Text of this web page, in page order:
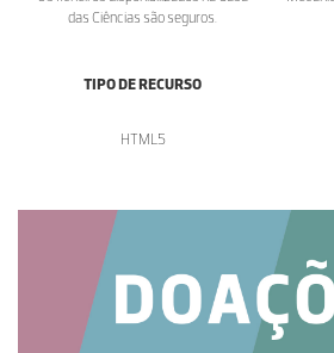
das Ciências são seguros.
TIPO DE RECURSO
HTML5